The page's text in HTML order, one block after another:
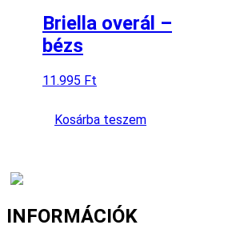
Briella overál –
bézs
11.995 Ft
Kosárba teszem
INFORMÁCIÓK